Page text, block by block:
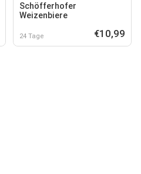
Schöfferhofer
Weizenbiere
24 Tage €10,99